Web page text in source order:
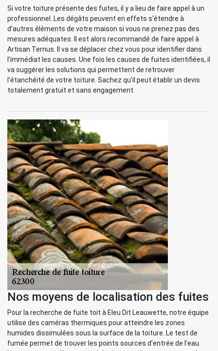
Si votre toiture présente des fuites, il y a lieu de faire appel à un
professionnel. Les dégâts peuvent en effets s‘étendre à
d’autres éléments de votre maison si vous ne prenez pas des
mesures adéquates. Il est alors recommandé de faire appel à
Artisan Ternus. Il va se déplacer chez vous pour identifier dans
l’immédiat les causes. Une fois les causes de fuites identifiées, il
va suggérer les solutions qui permettent de retrouver
l’étanchéité de votre toiture. Sachez qu’il peut établir un devis
totalement gratuit et sans engagement.
Nos moyens de localisation des fuites
Pour la recherche de fuite toit à Eleu Dit Leauwette, notre équipe
utilise des caméras thermiques pour atteindre les zones
humides dissimulées sous la surface de la toiture. Le test de
fumée permet de trouver les points sources d’entrée de l’eau.